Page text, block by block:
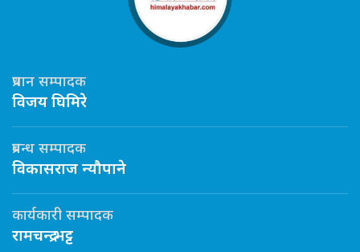
प्रधान सम्पादक
विजय घिमिरे
प्रबन्ध सम्पादक
विकासराज न्यौपाने
कार्यकारी सम्पादक
रामचन्द्र भट्ट